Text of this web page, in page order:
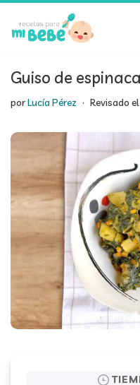
Saltar
contenido
Guiso de
porLucía Pérez Revisado el